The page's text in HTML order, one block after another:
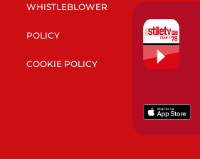
WHISTLEBLOWER
POLICY
COOKIE POLICY